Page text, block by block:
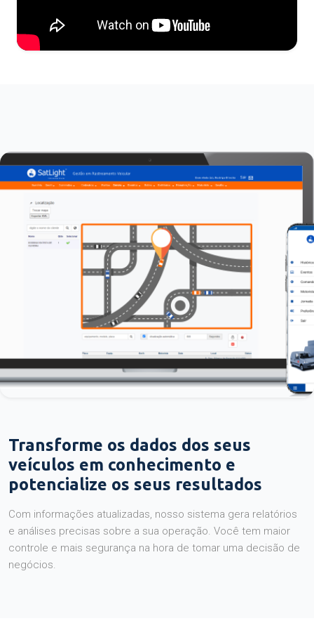
Transforme os dados dos seus
veículos em conhecimento e
potencialize os seus resultados
Com informações atualizadas, nosso sistema gera relatórios
e análises precisas sobre a sua operação. Você tem maior
controle e mais segurança na hora de tomar uma decisão de
negócios.